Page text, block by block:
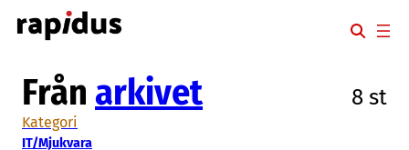
Hoppa
till
Från arkivet 8 st
Kategori
IT/Mjukvara